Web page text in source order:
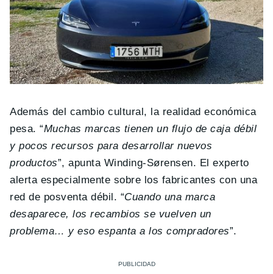
Además del cambio cultural, la realidad económica
pesa. “Muchas marcas tienen un flujo de caja débil
y pocos recursos para desarrollar nuevos
productos”, apunta Winding-Sørensen. El experto
alerta especialmente sobre los fabricantes con una
red de posventa débil. “Cuando una marca
desaparece, los recambios se vuelven un
problema… y eso espanta a los compradores”.